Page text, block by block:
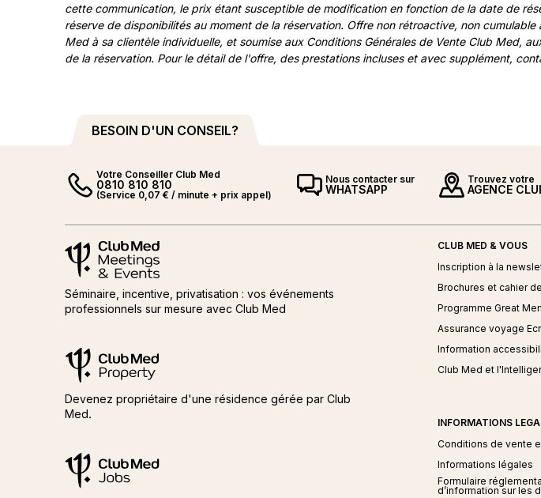
cette communication, le prix étant susceptible de modification en fonction de la date de
réserve de disponibilités au moment de la réservation. Offre non rétroactive, non
Med à sa clientèle individuelle, et soumise aux Conditions Générales de Vente Club Med,
de la réservation. Pour le détail de l'offre, des prestations incluses et avec supplément,
BESOIN D'UN CONSEIL?
Votre Conseiller Club Med
0810 810 810
(Service 0,07 € / minute + prix appel)
Nous contacter sur
WHATSAPP
Trouvez votre
AGENCE
Meetings and events by Club Med
Meetings and events by Club Med
Séminaire, incentive, privatisation : vos événements
professionnels sur mesure avec Club Med
Club Med Property
Devenez propriétaire d'une résidence gérée par Club
Med.
ClubMed Jobs
ClubMed Jobs
CLUB MED & VOUS
Inscription à la
Brochures et cahier
Programme Great
Assurance voyage
Information
Club Med et
INFORMATIONS
Conditions de vente
Informations légales
Formulaire
d’information sur les